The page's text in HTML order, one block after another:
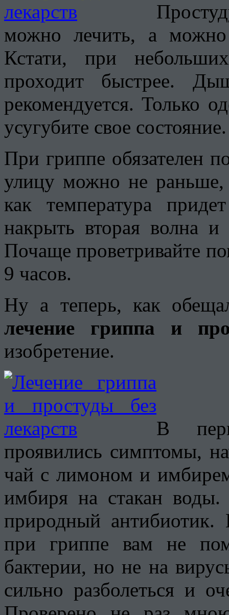
можно лечить, а
Кстати, при
проходит быстрее.
рекомендуется. Только
усугубите свое состояние.
При гриппе обязателен
улицу можно не раньше,
как температура
накрыть вторая волна
Почаще проветривайте
9 часов.
Ну а теперь, как
лечение гриппа и
изобретение.
В
проявились симптомы,
чай с лимоном и
имбиря на стакан
природный антибиотик.
при гриппе вам не
бактерии, но не на
сильно разболеться и